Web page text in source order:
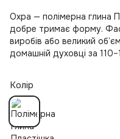
Охра — полімерна глина
добре тримає форму.
виробів або великий
домашній духовці за
Колір